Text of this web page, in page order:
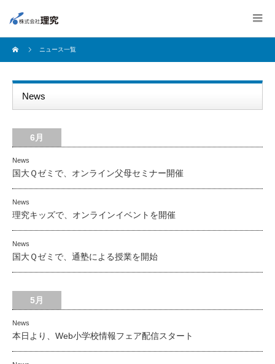
ニュース一覧
News
6月
News
国大Ｑゼミで、オンライン父母セミナー開催
News
理究キッズで、オンラインイベントを開催
News
国大Ｑゼミで、通塾による授業を開始
5月
News
本日より、Web小学校情報フェア配信スタート